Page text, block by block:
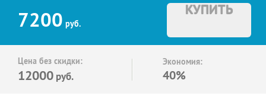
7200 руб.
КУПИТЬ
Цена без скидки:
12000 руб.
Экономия:
40%